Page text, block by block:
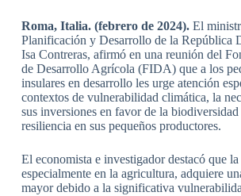
Roma, Italia. (febrero de 2024).El
Planificación y Desarrollo de la República
Isa Contreras, afirmó en una reunión del
de Desarrollo Agrícola (FIDA) que a los
insulares en desarrollo les urge atención
contextos de vulnerabilidad climática, la
sus inversiones en favor de la
resiliencia en sus pequeños productores.
El economista e investigador destacó que
especialmente en la agricultura, adquiere
mayor debido a la significativa